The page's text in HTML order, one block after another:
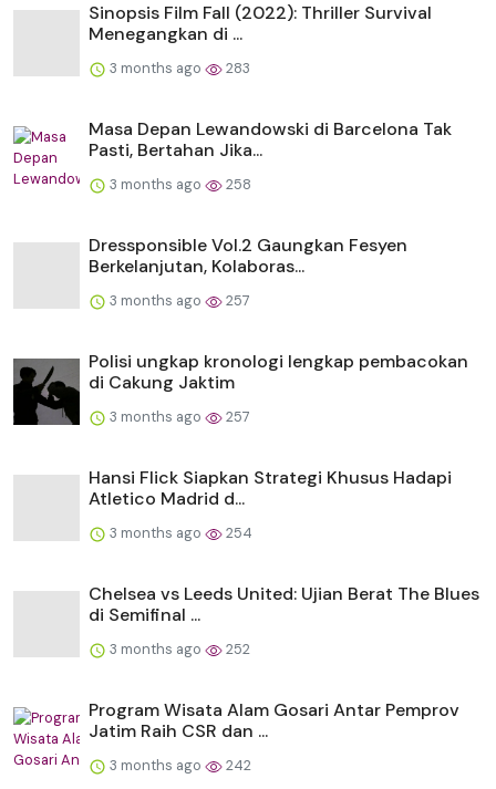
Sinopsis Film Fall (2022): Thriller Survival
Menegangkan di ...
3 months ago 283
Masa Depan Lewandowski di Barcelona Tak
Pasti, Bertahan Jika...
3 months ago 258
Dressponsible Vol.2 Gaungkan Fesyen
Berkelanjutan, Kolaboras...
3 months ago 257
Polisi ungkap kronologi lengkap pembacokan
di Cakung Jaktim
3 months ago 257
Hansi Flick Siapkan Strategi Khusus Hadapi
Atletico Madrid d...
3 months ago 254
Chelsea vs Leeds United: Ujian Berat The Blues
di Semifinal ...
3 months ago 252
Program Wisata Alam Gosari Antar Pemprov
Jatim Raih CSR dan ...
3 months ago 242